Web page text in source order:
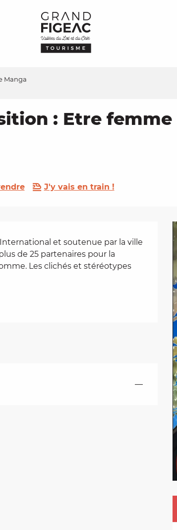
Manga
: Etre
J'y vais en train !
et soutenue par la ville
de 25 partenaires pour la
Les clichés et stéréotypes
—